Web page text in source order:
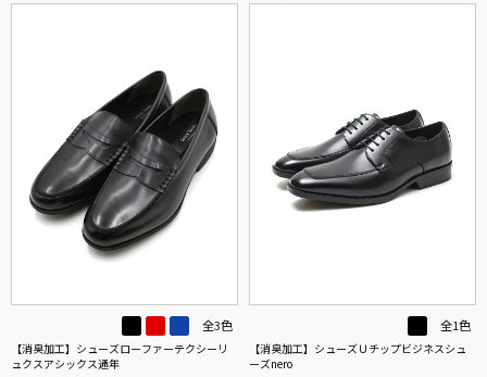
全3色
【消臭加工】シューズローファーテクシーリ
ュクスアシックス通年
全1色
【消臭加工】シューズＵチップビジネスシュ
ーズnero